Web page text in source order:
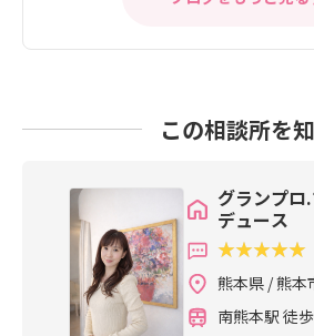
この相談所を
グランプロ
デュース
熊本県 / 熊本
南熊本駅 徒